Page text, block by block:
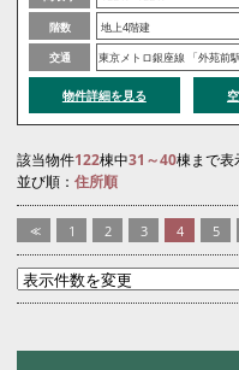
階数
地上4階建
交通
東京メトロ銀座線 「外苑前
物件詳細を見る
該当物件122棟中31～40棟まで表
並び順： 住所順
<< 1 2 3 4 5